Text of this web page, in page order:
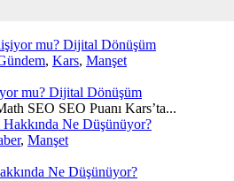
, Kars, Manşet
mu? Dijital Dönüşüm
SEO SEO Puanı Kars’ta...
, Manşet
Ne Düşünüyor?